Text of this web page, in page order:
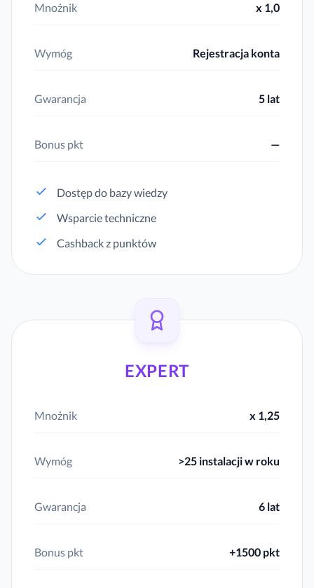
Mnożnik x 1,0
Wymóg Rejestracja konta
Gwarancja 5 lat
Bonus pkt —
Dostęp do bazy wiedzy
Wsparcie techniczne
Cashback z punktów
EXPERT
Mnożnik x 1,25
Wymóg >25 instalacji w roku
Gwarancja 6 lat
Bonus pkt +1500 pkt